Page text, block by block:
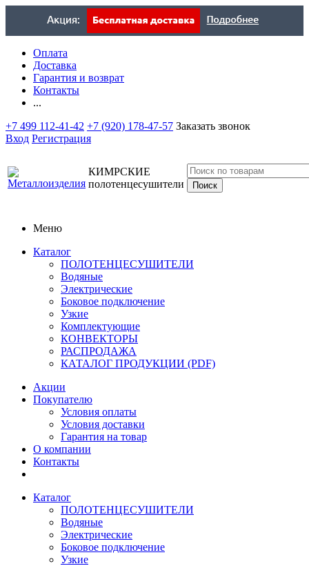
Оплата
Доставка
Гарантия и возврат
Контакты
...
+7 499 112-41-42 +7 (920) 178-47-57 Заказать звонок
Вход Регистрация
КИМРСКИЕ
полотенцесушители
Меню
Каталог
ПОЛОТЕНЦЕСУШИТЕЛИ
Водяные
Электрические
Боковое подключение
Узкие
Комплектующие
КОНВЕКТОРЫ
РАСПРОДАЖА
КАТАЛОГ ПРОДУКЦИИ (PDF)
Акции
Покупателю
Условия оплаты
Условия доставки
Гарантия на товар
О компании
Контакты
Каталог
ПОЛОТЕНЦЕСУШИТЕЛИ
Водяные
Электрические
Боковое подключение
Узкие